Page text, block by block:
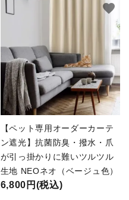
【ペット専用オーダーカーテ
ン遮光】抗菌防臭・撥水・爪
が引っ掛かりに難いツルツル
生地 NEOネオ（ベージュ色）
6,800円(税込)
favorite